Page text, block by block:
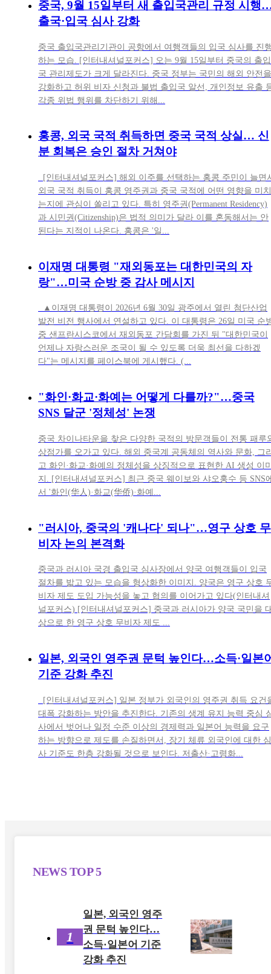
중국, 9월 15일부터 새 출입국관리 규정 시행
출국·입국 심사 강화
중국 출입국관리기관이 공항에서 여행객들의 입국 심사를 진
하는 모습. [인터내셔널포커스] 오는 9월 15일부터 중국의 출입
국 관리제도가 크게 달라진다. 중국 정부는 국민의 해외 안전을
강화하고 허위 비자 신청과 불법 출입국 알선, 개인정보 유출
각종 위법 행위를 차단하기 위해...
홍콩, 외국 국적 취득하면 중국 국적 상실… 신
분 회복은 승인 절차 거쳐야
[인터내셔널포커스] 해외 이주를 선택하는 홍콩 주민이 늘면
외국 국적 취득이 홍콩 영주권과 중국 국적에 어떤 영향을 미치
는지에 관심이 쏠리고 있다. 특히 영주권(Permanent Residency)
과 시민권(Citizenship)은 법적 의미가 달라 이를 혼동해서는 안
된다는 지적이 나온다. 홍콩은 '일...
이재명 대통령 "재외동포는 대한민국의 자
랑"…미국 순방 중 감사 메시지
▲이재명 대통령이 2026년 6월 30일 광주에서 열린 첨단산업
발전 비전 행사에서 연설하고 있다. 이 대통령은 26일 미국 순
중 샌프란시스코에서 재외동포 간담회를 가진 뒤 "대한민국이
언제나 자랑스러운 조국이 될 수 있도록 더욱 최선을 다하겠
다"는 메시지를 페이스북에 게시했다. (...
"화인·화교·화예는 어떻게 다를까?"…중국
SNS 달군 '정체성' 논쟁
중국 차이나타운을 찾은 다양한 국적의 방문객들이 전통 패루
상점가를 오가고 있다. 해외 중국계 공동체의 역사와 문화, 그
고 화인·화교·화예의 정체성을 상징적으로 표현한 AI 생성 이
지. [인터내셔널포커스] 최근 중국 웨이보와 샤오훙수 등 SNS
서 '화인(华人)·화교(华侨)·화예...
"러시아, 중국의 '캐나다' 되나"…영구 상호 무
비자 논의 본격화
중국과 러시아 국경 출입국 심사장에서 양국 여행객들이 입국
절차를 밟고 있는 모습을 형상화한 이미지. 양국은 영구 상호
비자 제도 도입 가능성을 놓고 협의를 이어가고 있다(인터내셔
널포커스) [인터내셔널포커스] 중국과 러시아가 양국 국민을
상으로 한 영구 상호 무비자 제도 ...
일본, 외국인 영주권 문턱 높인다…소득·일본
기준 강화 추진
[인터내셔널포커스] 일본 정부가 외국인의 영주권 취득 요건
대폭 강화하는 방안을 추진한다. 기존의 생계 유지 능력 중심
사에서 벗어나 일정 수준 이상의 경제력과 일본어 능력을 요구
하는 방향으로 제도를 손질하면서, 장기 체류 외국인에 대한 심
사 기준도 한층 강화될 것으로 보인다. 저출산·고령화...
NEWSTOP 5
1
일본, 외국인 영주
권 문턱 높인다…
소득·일본어 기준
강화 추진